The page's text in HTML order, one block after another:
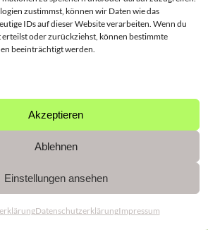
zustimmst, können wir Daten wie das
IDs auf dieser Website verarbeiten. Wenn du
oder zurückziehst, können bestimmte
beeinträchtigt werden.
Akzeptieren
Ablehnen
Einstellungen ansehen
DatenschutzerklärungImpressum